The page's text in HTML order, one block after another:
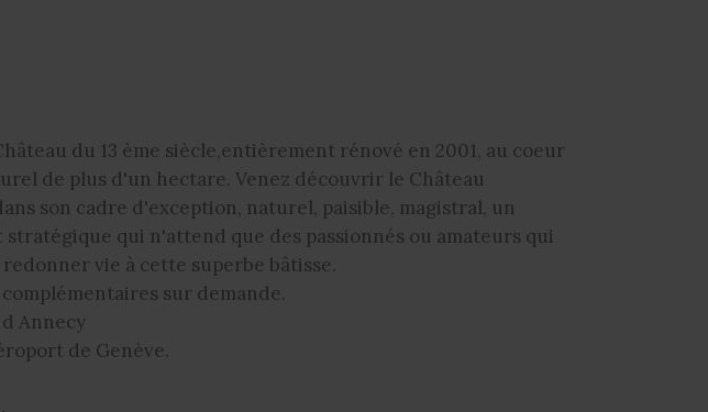
du 13 ème siècle,entièrement rénové en 2001, au coeur
de plus d'un hectare. Venez découvrir le Château
son cadre d'exception, naturel, paisible, magistral, un
stratégique qui n'attend que des passionnés ou amateurs qui
vie à cette superbe bâtisse.
sur demande.
Annecy
de Genève.